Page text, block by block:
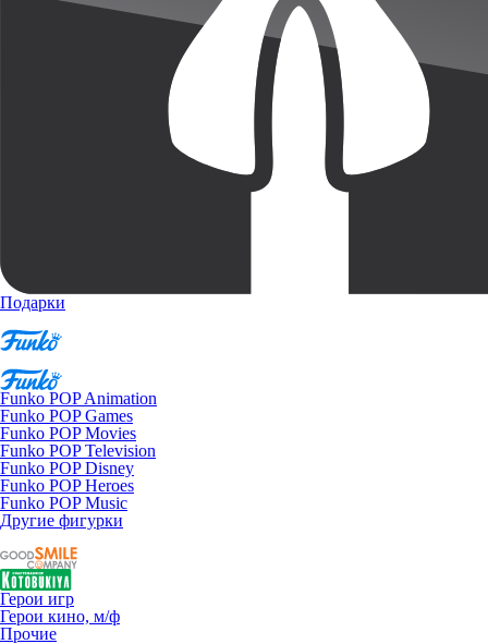
Подарки
Funko POP Animation
Funko POP Games
Funko POP Movies
Funko POP Television
Funko POP Disney
Funko POP Heroes
Funko POP Music
Другие фигурки
Герои игр
Герои кино, м/ф
Прочие